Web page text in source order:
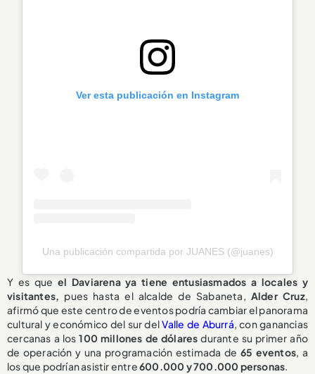
Ver esta publicación en Instagram
Una publicación compartida por JUANES (@juanes)
Y es que el Daviarena ya tiene entusiasmados a locales y
visitantes, pues hasta el alcalde de Sabaneta, Alder Cruz,
afirmó que este centro de eventos podría cambiar el panorama
cultural y económico del sur delValle de Aburrá, con ganancias
cercanas a los100 millones de dólares durante su primer año
de operación y una programación estimada de 65 eventos, a
los que podrían asistir entre600.000 y 700.000 personas.